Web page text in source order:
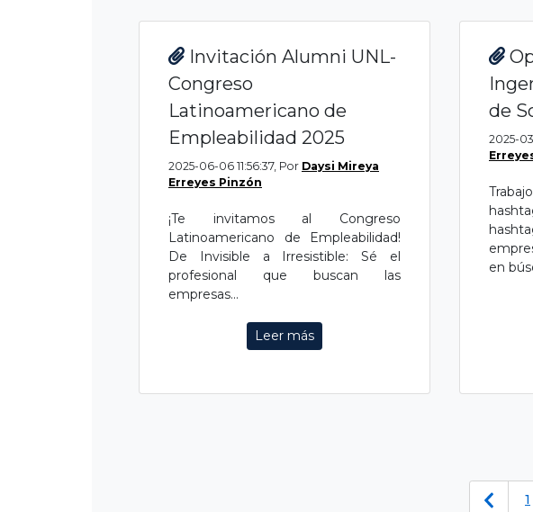
Invitación Alumni UNL-
Congreso
Latinoamericano de
Empleabilidad 2025
2025-06-06 11:56:37, Por Daysi Mireya
Erreyes Pinzón
¡Te invitamos al Congreso
Latinoamericano de Empleabilidad!
De Invisible a Irresistible: Sé el
profesional que buscan las
empresas...
Leer más
de
2025-
en
1